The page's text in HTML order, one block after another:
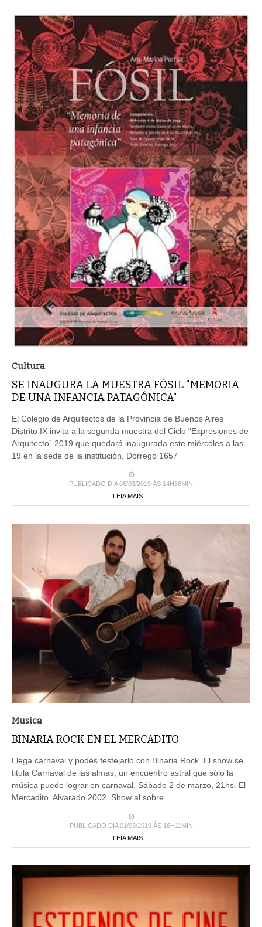
Cultura
SE INAUGURA LA MUESTRA FÓSIL "MEMORIA
DE UNA INFANCIA PATAGÓNICA"
El Colegio de Arquitectos de la Provincia de Buenos Aires
Distrito IX invita a la segunda muestra del Ciclo “Expresiones de
Arquitecto” 2019 que quedará inaugurada este miércoles a las
19 en la sede de la institución, Dorrego 1657
PUBLICADO DIA 06/03/2019 ÀS 14H56MIN
LEIA MAIS ...
Musica
BINARIA ROCK EN EL MERCADITO
Llega carnaval y podés festejarlo con Binaria Rock. El show se
titula Carnaval de las almas; un encuentro astral que sólo la
música puede lograr en carnaval. Sábado 2 de marzo, 21hs. El
Mercadito. Alvarado 2002. Show al sobre
PUBLICADO DIA 01/03/2019 ÀS 16H11MIN
LEIA MAIS ...